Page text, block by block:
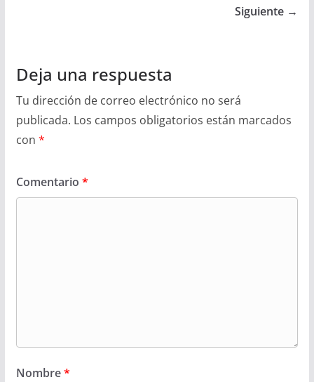
Siguiente →
Deja una respuesta
Tu dirección de correo electrónico no será
publicada. Los campos obligatorios están marcados
con *
Comentario *
Nombre*